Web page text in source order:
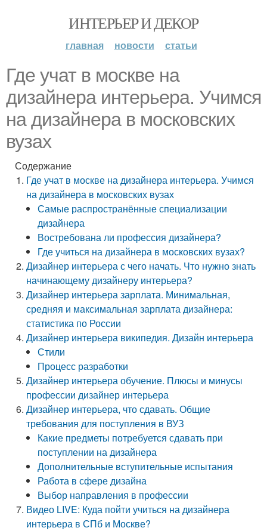
ИНТЕРЬЕР И ДЕКОР
главная новости статьи
Где учат в москве на
дизайнера интерьера. Учимся
на дизайнера в московских
вузах
Содержание
Где учат в москве на дизайнера интерьера. Учимся
на дизайнера в московских вузах
Самые распространённые специализации
дизайнера
Востребована ли профессия дизайнера?
Где учиться на дизайнера в московских вузах?
Дизайнер интерьера с чего начать. Что нужно знать
начинающему дизайнеру интерьера?
Дизайнер интерьера зарплата. Минимальная,
средняя и максимальная зарплата дизайнера:
статистика по России
Дизайнер интерьера википедия. Дизайн интерьера
Стили
Процесс разработки
Дизайнер интерьера обучение. Плюсы и минусы
профессии дизайнер интерьера
Дизайнер интерьера, что сдавать. Общие
требования для поступления в ВУЗ
Какие предметы потребуется сдавать при
поступлении на дизайнера
Дополнительные вступительные испытания
Работа в сфере дизайна
Выбор направления в профессии
Видео LIVE: Куда пойти учиться на дизайнера
интерьера в СПб и Москве?